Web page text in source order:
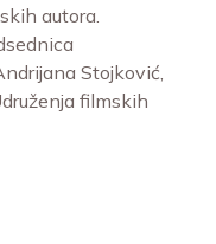
autora.
Stojković,
filmskih